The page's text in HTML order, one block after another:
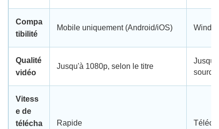
Compa
tibilité
Mobile uniquement (Android/iOS)
Qualité
vidéo
Jusqu'à 1080p, selon le titre
Vitess
e de
télécha
Rapide